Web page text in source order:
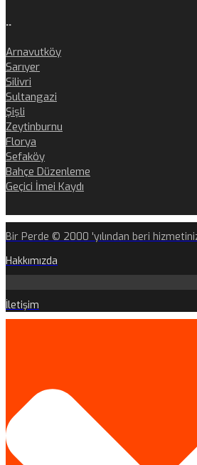
..
Arnavutköy
Sarıyer
Silivri
Sultangazi
Şişli
Zeytinburnu
Florya
Sefaköy
Bahçe Düzenleme
Geçici İmei Kaydı
Bir Perde © 2000 'yılından beri
Hakkımızda
İletişim